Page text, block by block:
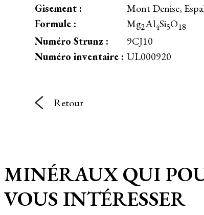
Gisement :
Mont Denise,
Formule :
Mg2Al4Si5O18
Numéro Strunz :
9CJ10
Numéro inventaire : UL000920
Retour
MINÉRAUX QUI
VOUS INTÉRESSER